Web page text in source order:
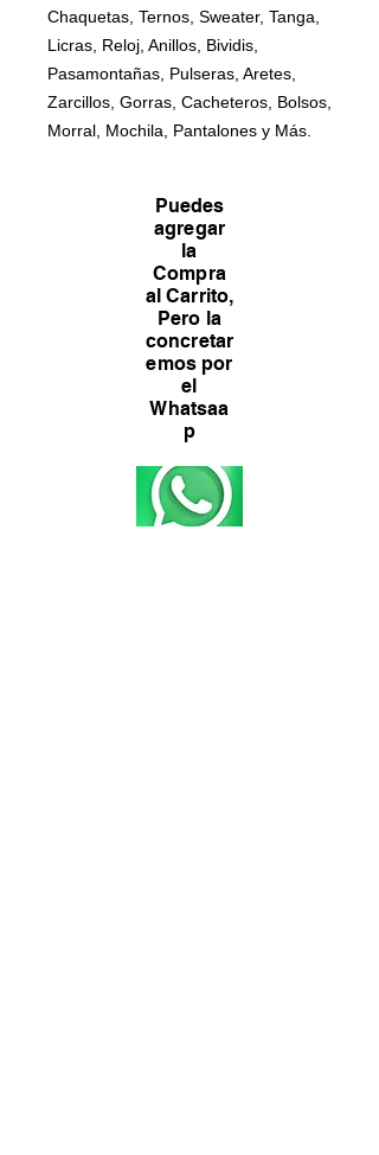
Chaquetas, Ternos, Sweater, Tanga,
Licras, Reloj, Anillos, Bividis,
Pasamontañas, Pulseras, Aretes,
Zarcillos, Gorras, Cacheteros, Bolsos,
Morral, Mochila, Pantalones y Más.
Puedes
agregar
la
Compra
al Carrito,
Pero la
concretar
emos por
el
Whatsaa
p